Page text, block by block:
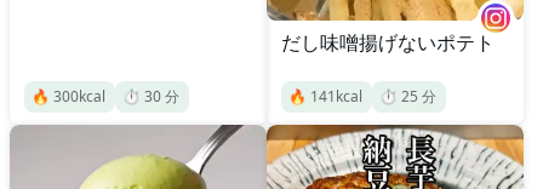
🔥 300kcal ⏱️ 30分
だし味噌揚げないポテト
🔥 141kcal ⏱️ 25 分